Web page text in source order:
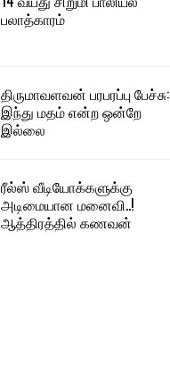
பலாத்காரம்
திருமாவளவன் பரபரப்பு பேச்சு:
இந்து மதம் என்ற ஒன்றே
இல்லை
ரீல்ஸ் வீடியோக்களுக்கு
அடிமையான மனைவி..!
ஆத்திரத்தில் கணவன்